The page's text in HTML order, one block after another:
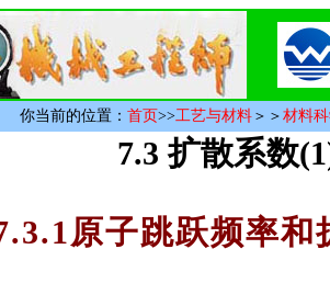
你当前的位置： 首页>>工艺与材料 ＞＞ 材料
7.3 扩散系数
原子跳跃频率和